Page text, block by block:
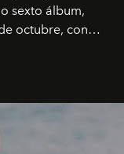
sexto álbum,
octubre, con